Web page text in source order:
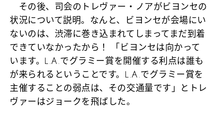
その後、司会のトレヴァー・ノアがビヨンセの
状況について説明。なんと、ビヨンセが会場にい
ないのは、渋滞に巻き込まれてしまってまだ到着
できていなかったから！ 「ビヨンセは向かって
います。L.A.でグラミー賞を開催する利点は誰も
が来られるということです。L.A.でグラミー賞を
主催することの弱点は、その交通量です」とトレ
ヴァーはジョークを飛ばした。